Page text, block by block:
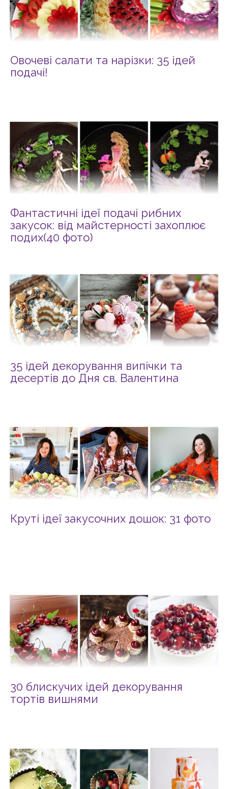
Овочеві салати та нарізки: 35 ідей
подачі!
Фантастичні ідеї подачі рибних
закусок: від майстерності захоплює
подих(40 фото)
35 ідей декорування випічки та
десертів до Дня св. Валентина
Круті ідеї закусочних дошок: 31 фото
30 блискучих ідей декорування
тортів вишнями